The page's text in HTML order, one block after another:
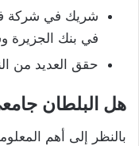
شريك في شركة
في بنك الجزيرة
حقق العديد من
هل البلطان
بالنظر إلى أهم